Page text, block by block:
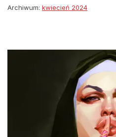
Archiwum: kwiecień 2024